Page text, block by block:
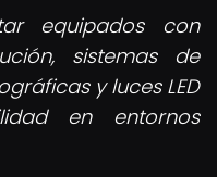
equipados con
sistemas de
y luces LED
en entornos